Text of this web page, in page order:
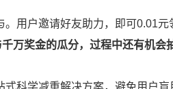
用户邀请好友助力，即可0.01元
万奖金的瓜分，过程中还有机会
科学减重解决方案，避免用户盲